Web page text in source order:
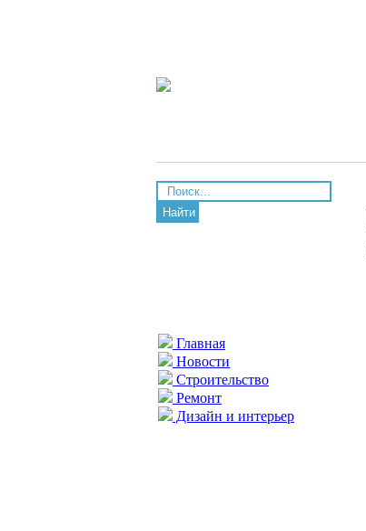
Найти
Главная
Новости
Строительство
Ремонт
Дизайн и интерьер